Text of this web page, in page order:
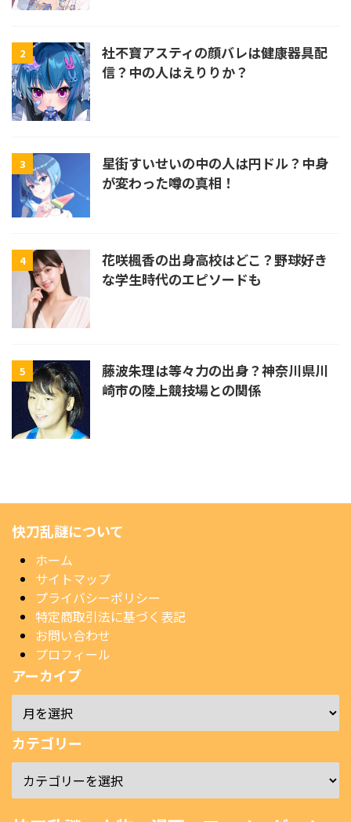
2
社不寶アスティの顔バレは健康器具配
信？中の人はえりりか？
3
星街すいせいの中の人は円ドル？中身
が変わった噂の真相！
4
花咲楓香の出身高校はどこ？野球好き
な学生時代のエピソードも
5
藤波朱理は等々力の出身？神奈川県川
崎市の陸上競技場との関係
快刀乱謎について
ホーム
サイトマップ
プライバシーポリシー
特定商取引法に基づく表記
お問い合わせ
プロフィール
アーカイブ
カテゴリー